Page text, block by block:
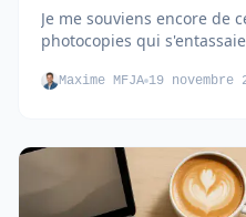
Je me souviens encore de
photocopies qui
Maxime MFJA 19 novembre